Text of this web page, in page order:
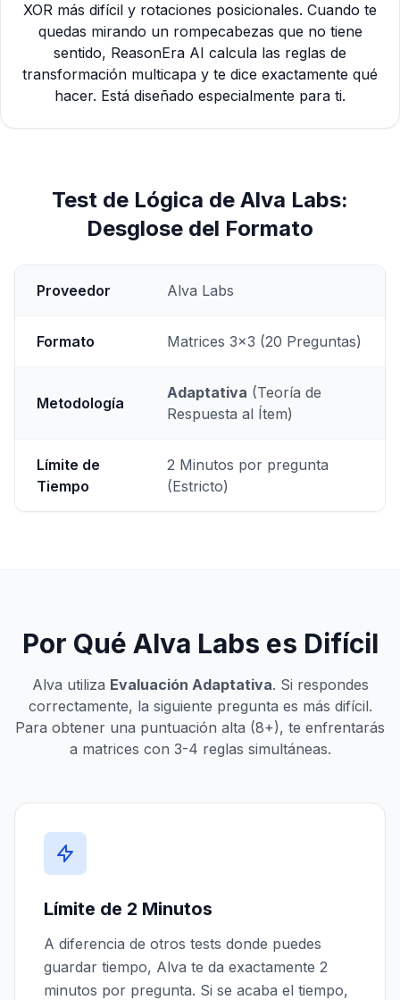
XOR más difícil y rotaciones posicionales. Cuando te
quedas mirando un rompecabezas que no tiene
sentido, ReasonEra AI calcula las reglas de
transformación multicapa y te dice exactamente qué
hacer. Está diseñado especialmente para ti.
Test de Lógica de Alva Labs:
Desglose del Formato
Proveedor Alva Labs
Formato Matrices 3x3 (20 Preguntas)
Metodología
Adaptativa (Teoría de
Respuesta al Ítem)
Límite de
Tiempo
2 Minutos por pregunta
(Estricto)
Por Qué Alva Labs es Difícil
Alva utiliza Evaluación Adaptativa. Si respondes
correctamente, la siguiente pregunta es más difícil.
Para obtener una puntuación alta (8+), te enfrentarás
a matrices con 3-4 reglas simultáneas.
Límite de 2 Minutos
A diferencia de otros tests donde puedes
guardar tiempo, Alva te da exactamente 2
minutos por pregunta. Si se acaba el tiempo,